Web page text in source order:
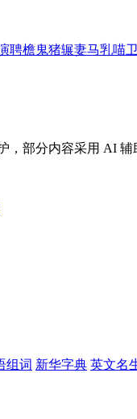
聘檐鬼猪辗妻马乳喵卫
，部分内容采用 AI
组词 新华字典 英文名